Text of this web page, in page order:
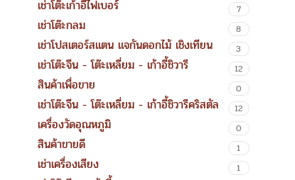
เช่าโต๊ะเก้าอี้ไฟเบอร์ 7
เช่าโต๊ะกลม 8
เช่าโปสเตอร์สแตน แจกันดอกไม้ เชิงเทียน 3
เช่าโต๊ะจีน - โต๊ะเหลี่ยม - เก้าอี้ชิวารี 12
สินค้าเพื่อขาย 0
เช่าโต๊ะจีน - โต๊ะเหลี่ยม - เก้าอี้ชิวารีคริสตัล 12
เครื่องวัดอุณหภูมิ 0
สินค้าขายดี 1
เช่าเครื่องเสียง 1